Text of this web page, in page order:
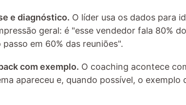
e diagnóstico. O líder usa os dados para
geral: é "esse vendedor fala 80%
em 60% das reuniões".
com exemplo. O coaching acontece
apareceu e, quando possível, o